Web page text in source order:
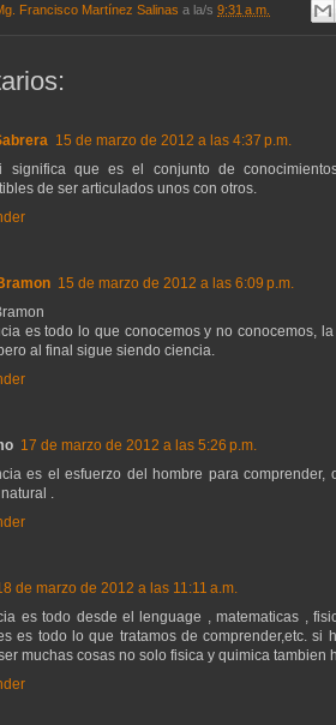
Francisco Martínez Salinas a la/s 9:31 a.m.
15 de marzo de 2012 a las 4:37 p.m.
significa que es el conjunto de
de ser articulados unos con otros.
15 de marzo de 2012 a las 6:09 p.m.
es todo lo que conocemos y no conocemos,
al final sigue siendo ciencia.
17 de marzo de 2012 a las 5:26 p.m.
es el esfuerzo del hombre para comprender,
.
de marzo de 2012 a las 11:11 a.m.
es todo desde el lenguage , matematicas ,
es todo lo que tratamos de comprender,etc. si
muchas cosas no solo fisica y quimica tambien